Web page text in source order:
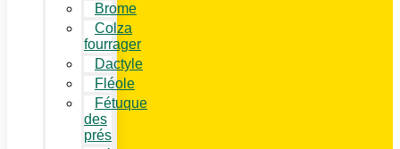
Brome
Colza
fourrager
Dactyle
Fléole
Fétuque
des
prés